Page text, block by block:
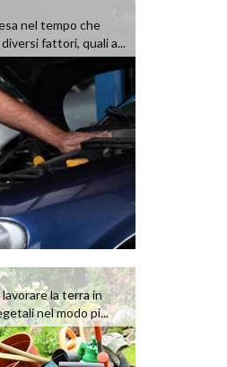
nel tempo che
fattori, quali a...
la terra in
nel modo pi...